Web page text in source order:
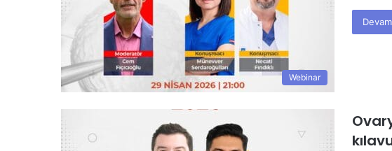
Webinar